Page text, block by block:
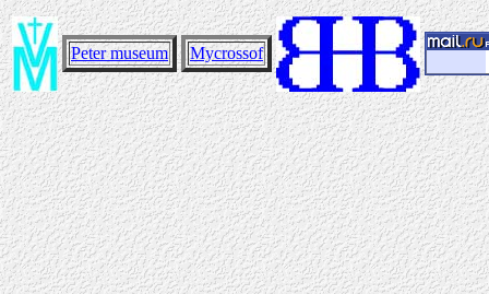
Peter museum Mycrossof